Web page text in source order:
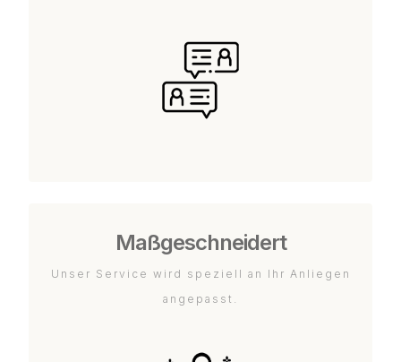
Maßgeschneidert
Unser Service wird speziell an Ihr Anliegen
angepasst.